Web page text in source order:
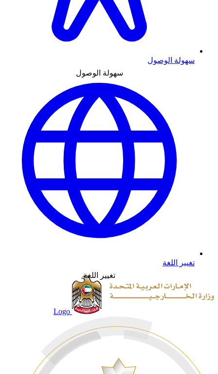
سهولة الوصول
سهولة الوصول
تغيير اللغة
تغيير اللغة
Logo